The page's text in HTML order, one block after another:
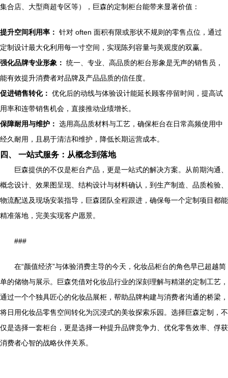
集合店、大型商超专区等），巨森的定制柜台能带来显著价值：
提升空间利用率： 针对 often 面积有限或形状不规则的零售点位，通过
定制设计最大化利用每一寸空间，实现陈列容量与美观度的双赢。
强化品牌专业形象： 统一、专业、高品质的柜台形象是无声的销售员，
能有效提升消费者对品牌及产品品质的信任度。
促进销售转化： 优化后的动线与体验设计能延长顾客停留时间，提高试
用率和连带销售机会，直接推动业绩增长。
保障耐用与维护： 选用高品质材料与工艺，确保柜台在日常高频使用中
经久耐用，且易于清洁和维护，降低长期运营成本。
四、 一站式服务：从概念到落地
巨森提供的不仅是柜台产品，更是一站式的解决方案。从前期沟通、
概念设计、效果图呈现、结构设计与材料确认，到生产制造、品质检验、
物流配送及现场安装指导，巨森团队全程跟进，确保每一个定制项目都能
精准落地，完美实现客户愿景。
###
在“颜值经济”与体验消费主导的今天，化妆品柜台的角色早已超越简
单的储物与展示。巨森凭借对化妆品行业的深刻理解与精湛的定制工艺，
通过一个个独具匠心的化妆品展柜，帮助品牌构建与消费者沟通的桥梁，
将日用化妆品零售空间转化为沉浸式的美妆探索乐园。选择巨森定制，不
仅是选择一套柜台，更是选择一种提升品牌竞争力、优化零售效率、俘获
消费者心智的战略伙伴关系。